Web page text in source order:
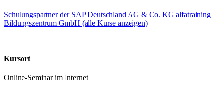
Schulungspartner der SAP Deutschland AG & Co. KG alfatraining
Bildungszentrum GmbH (alle Kurse anzeigen)
Kursort
Online-Seminar im Internet